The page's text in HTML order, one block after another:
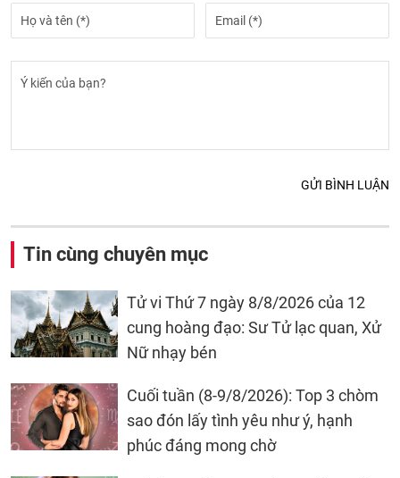
GỬI BÌNH LUẬN
Tin cùng chuyên mục
Tử vi Thứ 7 ngày 8/8/2026 của 12
cung hoàng đạo: Sư Tử lạc quan, Xử
Nữ nhạy bén
Cuối tuần (8-9/8/2026): Top 3 chòm
sao đón lấy tình yêu như ý, hạnh
phúc đáng mong chờ